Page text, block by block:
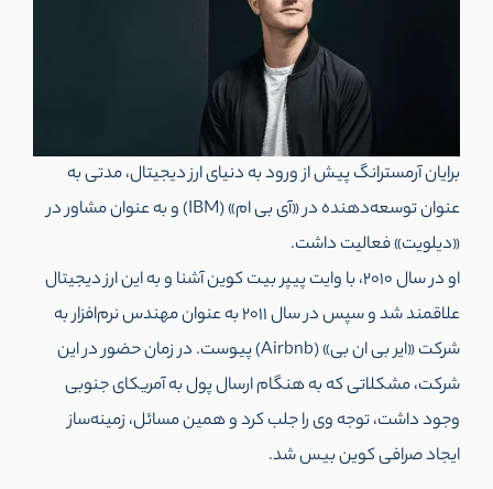
برایان آرمسترانگ پیش از ورود به دنیای ارز دیجیتال، مدتی به
عنوان توسعه‌دهنده در «آی‌ بی ام» (IBM) و به عنوان مشاور در
«دیلویت» فعالیت داشت.
او در سال 2010، با وایت پیپر بیت کوین آشنا و به این ارز دیجیتال
علاقمند شد و سپس در سال 2011 به عنوان مهندس نرم‌افزار به
شرکت «ایر بی ان بی» (Airbnb) پیوست. در زمان حضور در این
شرکت، مشکلاتی که به هنگام ارسال پول به آمریکای جنوبی
وجود داشت، توجه وی را جلب کرد و همین مسائل، زمینه‌ساز
ایجاد صرافی کوین بیس شد.